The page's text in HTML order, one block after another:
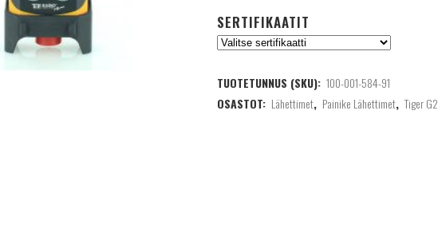
SERTIFIKAATIT
TUOTETUNNUS (SKU): 100-001-584-91
OSASTOT: Lähettimet, Painike Lähettimet, Tiger G2